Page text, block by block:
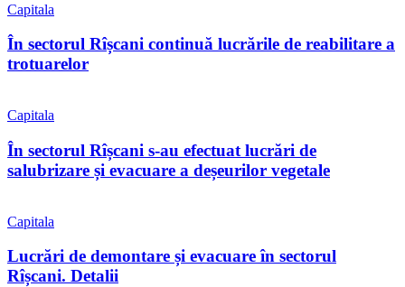
Capitala
În sectorul Rîșcani continuă lucrările de reabilitare a
trotuarelor
Capitala
În sectorul Rîșcani s-au efectuat lucrări de
salubrizare și evacuare a deșeurilor vegetale
Capitala
Lucrări de demontare și evacuare în sectorul
Rîșcani. Detalii